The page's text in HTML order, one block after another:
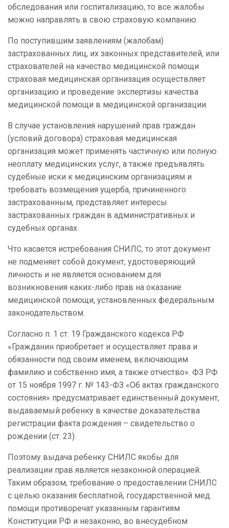
обследования или госпитализацию, то все жалобы
можно направлять в свою страховую компанию.
По поступившим заявлениям (жалобам)
застрахованных лиц, их законных представителей, или
страхователей на качество медицинской помощи
страховая медицинская организация осуществляет
организацию и проведение экспертизы качества
медицинской помощи в медицинской организации.
В случае установления нарушений прав граждан
(условий договора) страховая медицинская
организация может применять частичную или полную
неоплату медицинских услуг, а также предъявлять
судебные иски к медицинским организациям и
требовать возмещения ущерба, причиненного
застрахованным, представляет интересы
застрахованных граждан в административных и
судебных органах.
Что касается истребования СНИЛС, то этот документ
не подменяет собой документ, удостоверяющий
личность и не является основанием для
возникновения каких-либо прав на оказание
медицинской помощи, установленных федеральным
законодательством.
Согласно п. 1 ст. 19 Гражданского кодекса РФ
«Гражданин приобретает и осуществляет права и
обязанности под своим именем, включающим
фамилию и собственно имя, а также отчество». ФЗ РФ
от 15 ноября 1997 г. № 143-ФЗ «Об актах гражданского
состояния» предусматривает единственный документ,
выдаваемый ребенку в качестве доказательства
регистрации факта рождения – свидетельство о
рождении (ст. 23).
Поэтому выдача ребенку СНИЛС якобы для
реализации прав является незаконной операцией.
Таким образом, требование о предоставлении СНИЛС
с целью оказания бесплатной, государственной мед.
помощи противоречат указанным гарантиям
Конституции РФ и незаконно, во внесудебном